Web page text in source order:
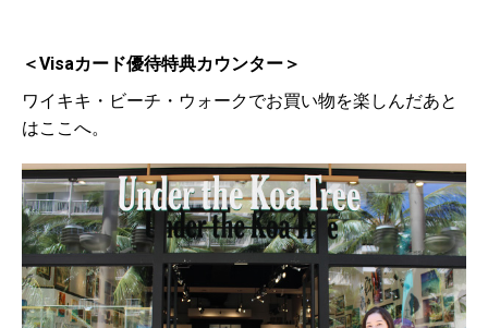
＜Visaカード優待特典カウンター＞
ワイキキ・ビーチ・ウォークでお買い物を楽しんだあと
はここへ。